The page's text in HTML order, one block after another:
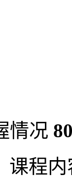
情况
课程